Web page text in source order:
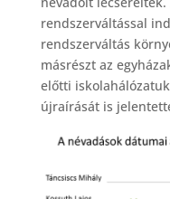
rendszerváltással
rendszerváltás
másrészt az
előtti
újraírását is